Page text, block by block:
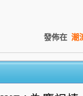
發佈在 潮